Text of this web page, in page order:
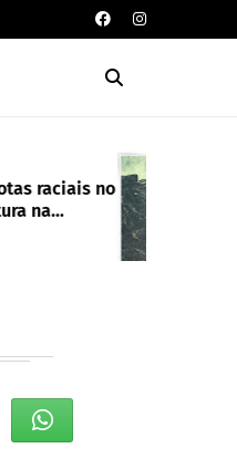
Stephen Crane
Mayk Oliveira